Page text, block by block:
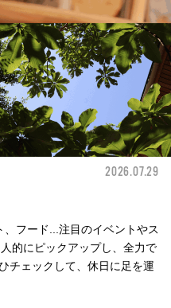
2026.07.29
フード...注目のイベントやス
的にピックアップし、全力で
チェックして、休日に足を運